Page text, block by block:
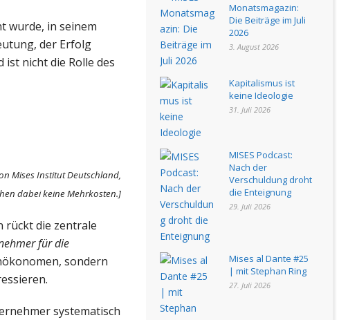
wurde, in seinem
der Erfolg
ist nicht die Rolle des
Mises Institut Deutschland,
dabei keine Mehrkosten.]
rückt die zentrale
für die
sondern
systematisch
Monatsmagazin:
Die Beiträge im Juli
2026
3. August 2026
Kapitalismus ist
keine Ideologie
31. Juli 2026
MISES Podcast:
Nach der
Verschuldung droht
die Enteignung
29. Juli 2026
Mises al Dante #25
| mit Stephan Ring
27. Juli 2026